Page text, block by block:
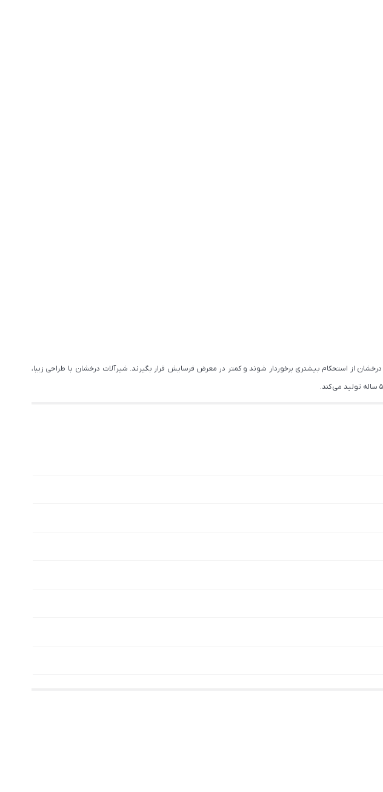
از استحکام بیشتری برخوردار شوند و کمتر در معرض فرسایش قرار بگیرند. شیرآلات درخشان با طراحی زیبا،